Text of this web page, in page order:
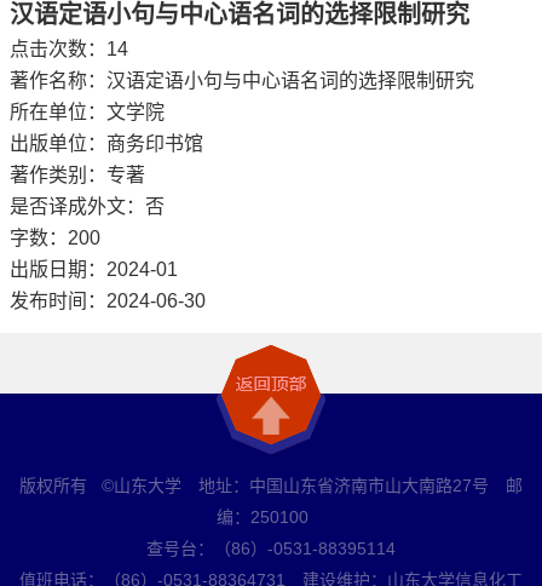
汉语定语小句与中心语名词的选择限制研究
点击次数： 14
著作名称：汉语定语小句与中心语名词的选择限制研究
所在单位：文学院
出版单位：商务印书馆
著作类别：专著
是否译成外文：否
字数：200
出版日期：2024-01
发布时间：2024-06-30
版权所有 ©山东大学 地址：中国山东省济南市山大南路27号 邮
编：250100
查号台：（86）-0531-88395114
值班电话：（86）-0531-88364731 建设维护：山东大学信息化工